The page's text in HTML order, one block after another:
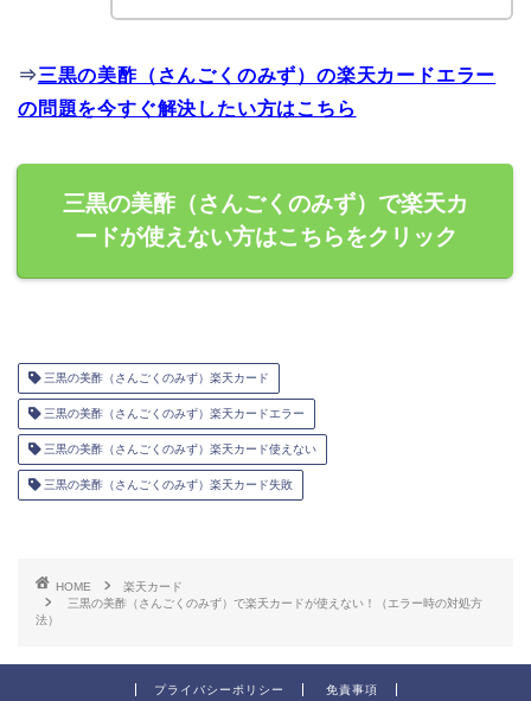
⇒三黒の美酢（さんごくのみず）の楽天カードエラー
の問題を今すぐ解決したい方はこちら
三黒の美酢（さんごくのみず）で楽天カ
ードが使えない方はこちらをクリック
三黒の美酢（さんごくのみず）楽天カード
三黒の美酢（さんごくのみず）楽天カードエラー
三黒の美酢（さんごくのみず）楽天カード使えない
三黒の美酢（さんごくのみず）楽天カード失敗
HOME
楽天カード
三黒の美酢（さんごくのみず）で楽天カードが使えない！（エラー時の対処方
法）
プライバシーポリシー 免責事項